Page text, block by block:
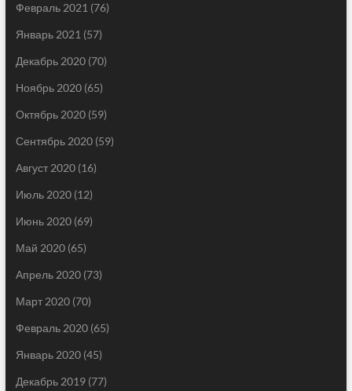
Февраль 2021(76)
Январь 2021(57)
Декабрь 2020(70)
Ноябрь 2020(65)
Октябрь 2020(59)
Сентябрь 2020(59)
Август 2020(16)
Июль 2020(12)
Июнь 2020(69)
Май 2020(65)
Апрель 2020(73)
Март 2020(70)
Февраль 2020(65)
Январь 2020(45)
Декабрь 2019(77)